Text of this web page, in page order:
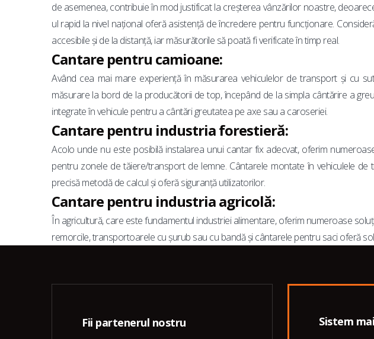
de asemenea, contribuie în mod justificat la creșterea vânzărilor noastre,
ul rapid la nivel național oferă asistență de încredere pentru funcționare.
accesibile și de la distanță, iar măsurătorile să poată fi verificate în timp real.
Cantare pentru camioane:
Având cea mai mare experiență în măsurarea vehiculelor de transport și cu
măsurare la bord de la producătorii de top, începând de la simpla cântărire a
integrate în vehicule pentru a cântări greutatea pe axe sau a caroseriei.
Cantare pentru industria forestieră:
Acolo unde nu este posibilă instalarea unui cantar fix adecvat, oferim
pentru zonele de tăiere/transport de lemne. Cântarele montate în vehiculele
precisă metodă de calcul și oferă siguranță utilizatorilor.
Cantare pentru industria agricolă:
În agricultură, care este fundamentul industriei alimentare, oferim numeroase
remorcile, transportoarele cu șurub sau cu bandă și cântarele pentru saci oferă
Fii partenerul nostru Sistem